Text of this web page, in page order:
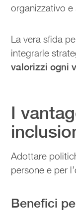
organizzativo
La vera sfida
integrarle
valorizzi ogni
I
Adottare
persone e per
Benefici